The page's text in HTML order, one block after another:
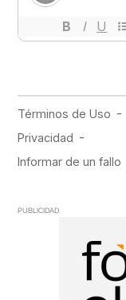
PUBLICIDAD